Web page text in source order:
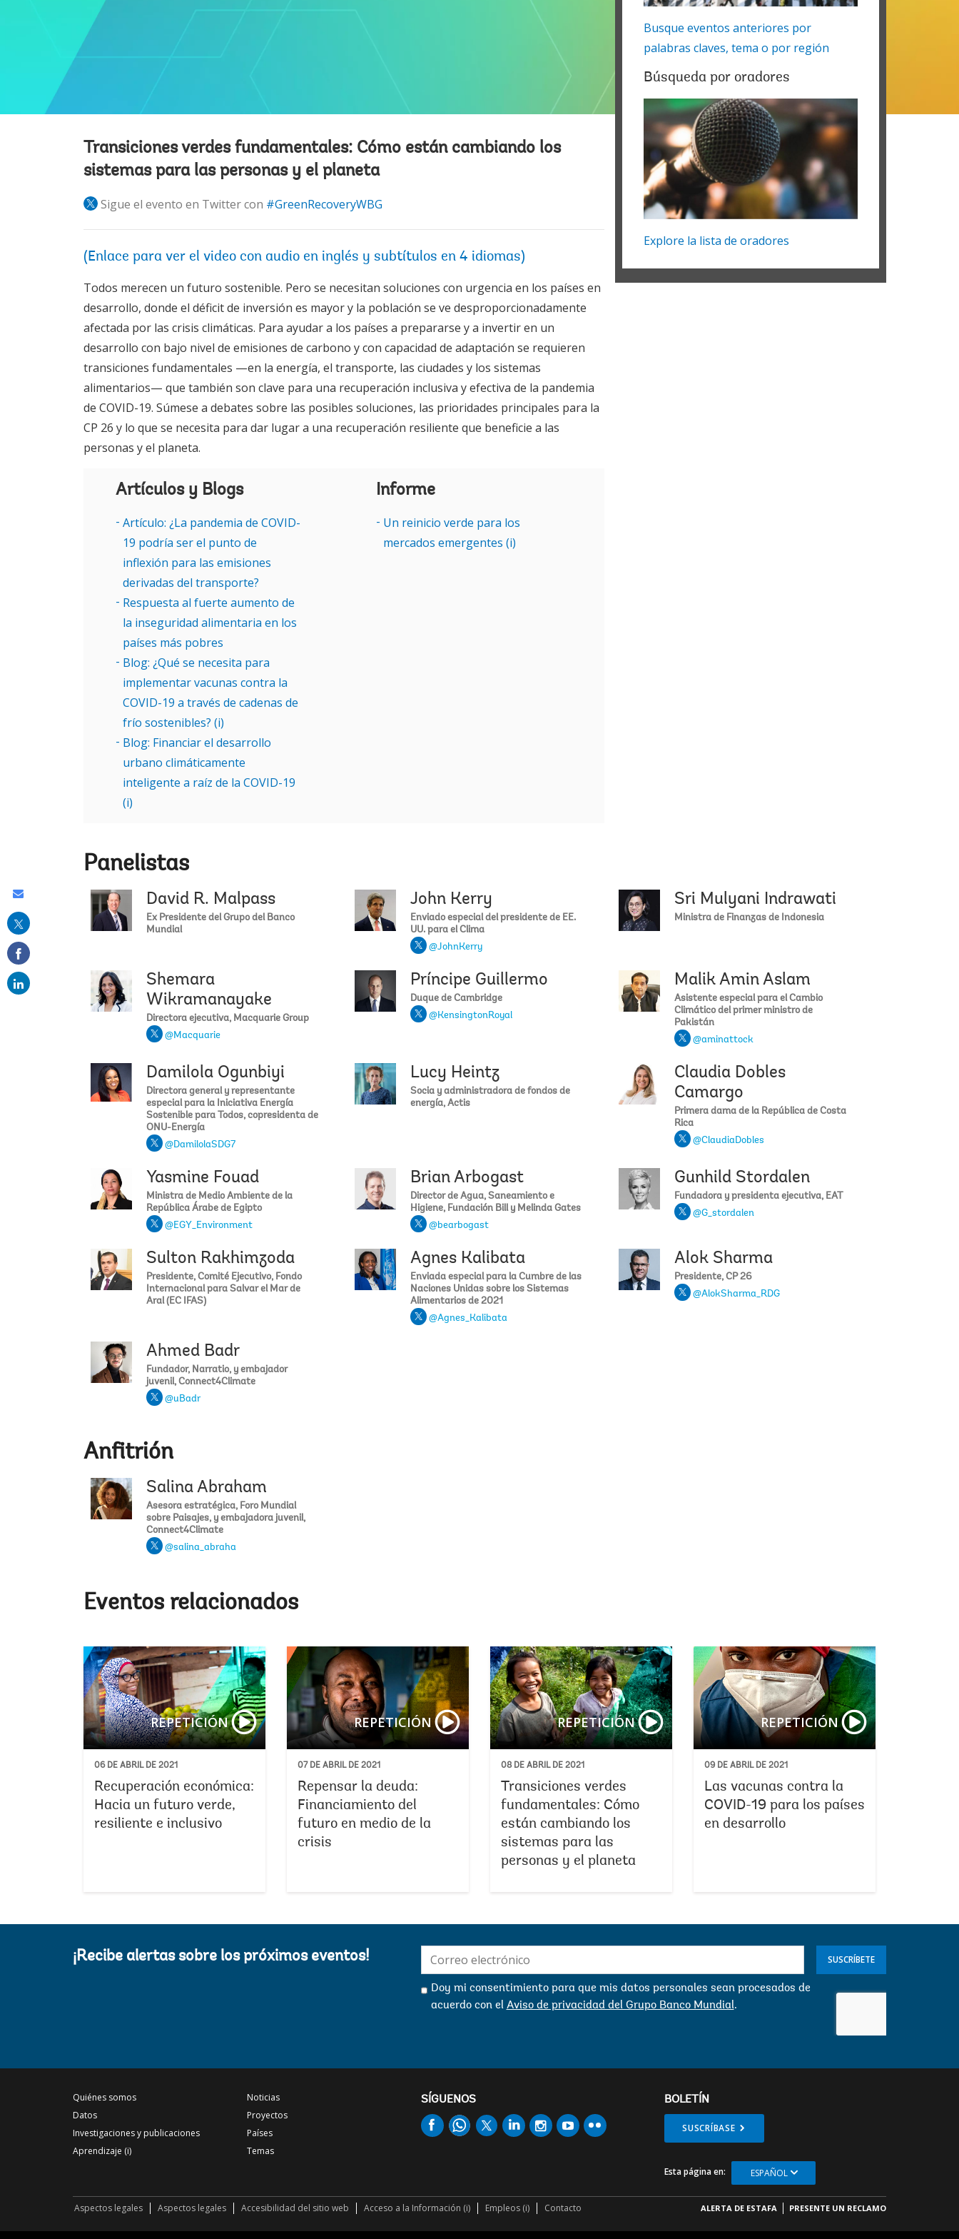
Transiciones verdes fundamentales: Cómo están cambiando los
sistemas para las personas y el planeta
Sigue el evento en Twitter con #GreenRecoveryWBG
(Enlace para ver el video con audio en inglés y subtítulos en 4 idiomas)
Todos merecen un futuro sostenible. Pero se necesitan soluciones con urgencia en los países en
desarrollo, donde el déficit de inversión es mayor y la población se ve desproporcionadamente
afectada por las crisis climáticas. Para ayudar a los países a prepararse y a invertir en un
desarrollo con bajo nivel de emisiones de carbono y con capacidad de adaptación se requieren
transiciones fundamentales —en la energía, el transporte, las ciudades y los sistemas
alimentarios— que también son clave para una recuperación inclusiva y efectiva de la pandemia
de COVID-19. Súmese a debates sobre las posibles soluciones, las prioridades principales para la
CP 26 y lo que se necesita para dar lugar a una recuperación resiliente que beneficie a las
personas y el planeta.
Artículos y Blogs
Artículo: ¿La pandemia de COVID-
19 podría ser el punto de
inflexión para las emisiones
derivadas del transporte?
Respuesta al fuerte aumento de
la inseguridad alimentaria en los
países más pobres
Blog: ¿Qué se necesita para
implementar vacunas contra la
COVID-19 a través de cadenas de
frío sostenibles? (i)
Blog: Financiar el desarrollo
urbano climáticamente
inteligente a raíz de la COVID-19
(i)
Informe
Un reinicio verde para los
mercados emergentes (i)
Busque eventos anteriores por
palabras claves, tema o por región
Búsqueda por oradores
Explore la lista de oradores
Panelistas
David R. Malpass
Ex Presidente del Grupo del Banco
Mundial
David R. Malpass
John Kerry
Enviado especial del presidente de EE.
UU. para el Clima
@JohnKerry
Sri Mulyani Indrawati
Ministra de Finanzas de Indonesia
Shemara
Wikramanayake
Directora ejecutiva, Macquarie Group
@Macquarie
Shemara Wikramanayake
Príncipe Guillermo
Duque de Cambridge
@KensingtonRoyal
Malik Amin Aslam
Asistente especial para el Cambio
Climático del primer ministro de
Pakistán
@aminattock
Damilola Ogunbiyi
Directora general y representante
especial para la Iniciativa Energía
Sostenible para Todos, copresidenta de
ONU-Energía
@DamilolaSDG7
Damilola Ogunbiyi
Lucy Heintz
Socia y administradora de fondos de
energía, Actis
Claudia Dobles
Camargo
Primera dama de la República de Costa
Rica
@ClaudiaDobles
Yasmine Fouad
Ministra de Medio Ambiente de la
República Árabe de Egipto
@EGY_Environment
Yasmine Fouad
Brian Arbogast
Director de Agua, Saneamiento e
Higiene, Fundación Bill y Melinda Gates
@bearbogast
Gunhild Stordalen
Fundadora y presidenta ejecutiva, EAT
@G_stordalen
Sulton Rakhimzoda
Presidente, Comité Ejecutivo, Fondo
Internacional para Salvar el Mar de
Aral (EC IFAS)
Sulton Rakhimzoda
Agnes Kalibata
Enviada especial para la Cumbre de las
Naciones Unidas sobre los Sistemas
Alimentarios de 2021
@Agnes_Kalibata
Alok Sharma
Presidente, CP 26
@AlokSharma_RDG
Ahmed Badr
Fundador, Narratio, y embajador
juvenil, Connect4Climate
@uBadr
Anfitrión
Salina Abraham
Asesora estratégica, Foro Mundial
sobre Paisajes, y embajadora juvenil,
Connect4Climate
@salina_abraha
Eventos relacionados
REPETICIÓN
06 DE ABRIL DE 2021
Recuperación económica:
Hacia un futuro verde,
resiliente e inclusivo
Recuperación económica: Hacia un futuro verde, resiliente e inclusivo
REPETICIÓN
07 DE ABRIL DE 2021
Repensar la deuda:
Financiamiento del
futuro en medio de la
crisis
Repensar la deuda: Financiamiento del futuro en medio
REPETICIÓN
08 DE ABRIL DE 2021
Transiciones verdes
fundamentales: Cómo
están cambiando los
sistemas para las
personas y el planeta
Transiciones
REPETICIÓN
09 DE ABRIL DE 2021
Las vacunas contra la
COVID-19 para los países
en desarrollo
¡Recibe alertas sobre los próximos eventos!
mail:
Doy mi consentimiento para que mis datos personales sean procesados ​​de
acuerdo con el Aviso de privacidad del Grupo Banco Mundial.
SUSCRÍBETE
Quiénes somos
Datos
Investigaciones y publicaciones
Aprendizaje (i)
Noticias
Proyectos
Países
Temas
SÍGUENOS BOLETÍN
SUSCRÍBASE
Esta página en: ESPAÑOL
Aspectos legales Aspectos legales Accesibilidad del sitio web Acceso a la Información (i) Empleos (i) Contacto ALERTA DE ESTAFA PRESENTE UN RECLAMO
this
email